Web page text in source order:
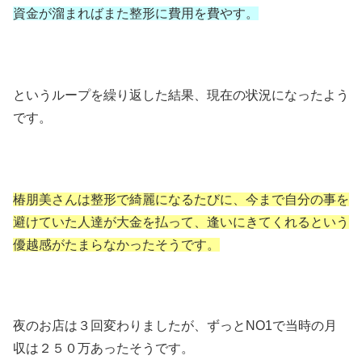
資金が溜まればまた整形に費用を費やす。
というループを繰り返した結果、現在の状況になったよう
です。
椿朋美さんは整形で綺麗になるたびに、今まで自分の事を
避けていた人達が大金を払って、逢いにきてくれるという
優越感がたまらなかったそうです。
夜のお店は３回変わりましたが、ずっとNO1で当時の月
収は２５０万あったそうです。